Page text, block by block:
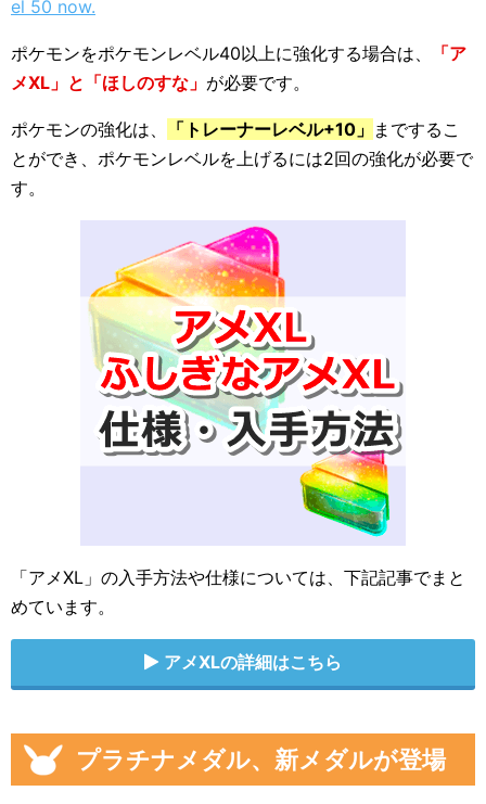
el 50 now.
ポケモンをポケモンレベル40以上に強化する場合は、
「ア
メXL」と「ほしのすな」 が必要です。
ポケモンの強化は、 「トレーナーレベル+10」 までするこ
とができ、ポケモンレベルを上げるには2回の強化が必要で
す。
「アメXL」の入手方法や仕様については、下記記事でまと
めています。
アメXLの詳細はこちら
プラチナメダル、新メダルが登場